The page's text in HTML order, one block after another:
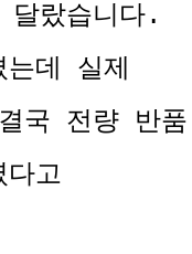
랐습니다.
데 실제
국 전량 반품
고